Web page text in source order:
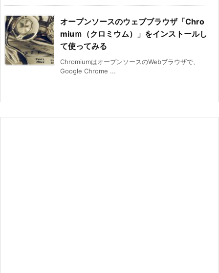
オープンソースのウェブブラウザ「Chro
miuｍ（クロミウム）」をインストールし
て使ってみる
ChromiumはオープンソースのWebブラウザで、
Google Chrome ...